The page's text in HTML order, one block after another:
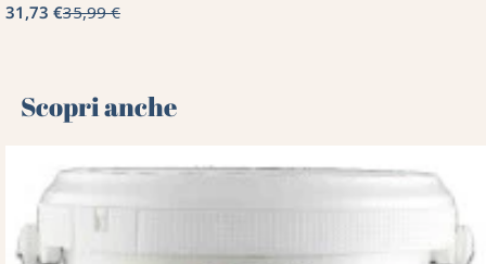
31,73 €35,99 €
Scopri anche 🌻